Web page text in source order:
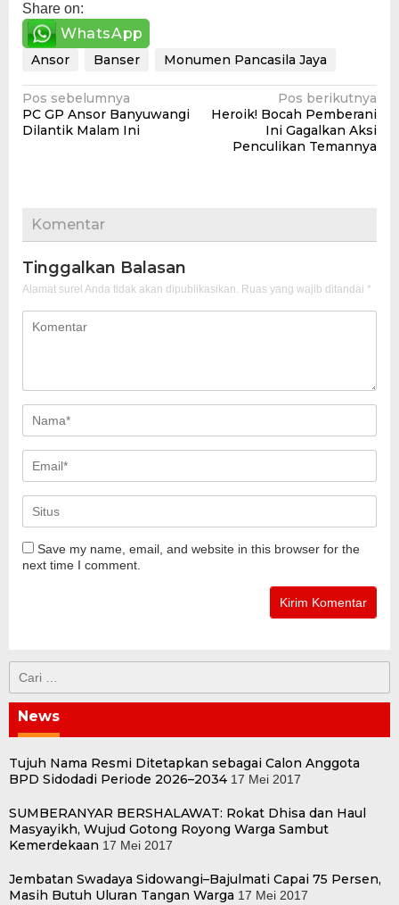
Share on:
WhatsApp
Ansor Banser Monumen Pancasila Jaya
Navigasi
pos
Pos sebelumnya
PC GP Ansor Banyuwangi
Dilantik Malam Ini
Pos berikutnya
Heroik! Bocah Pemberani
Ini Gagalkan Aksi
Penculikan Temannya
Komentar
Tinggalkan Balasan
Alamat surel Anda tidak akan dipublikasikan. Ruas yang wajib ditandai *
Save my name, email, and website in this browser for the
next time I comment.
untuk:
News
Tujuh Nama Resmi Ditetapkan sebagai Calon Anggota
BPD Sidodadi Periode 2026–2034 17 Mei 2017
SUMBERANYAR BERSHALAWAT: Rokat Dhisa dan Haul
Masyayikh, Wujud Gotong Royong Warga Sambut
Kemerdekaan 17 Mei 2017
Jembatan Swadaya Sidowangi–Bajulmati Capai 75 Persen,
Masih Butuh Uluran Tangan Warga 17 Mei 2017